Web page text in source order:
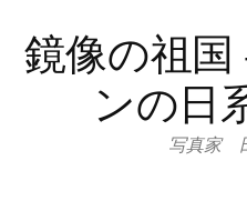
ン
テ
鏡像の祖
ンの日
写真家